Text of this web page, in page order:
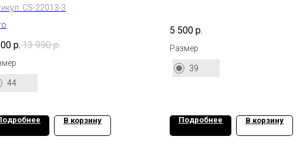
CS-22013-3
р. 13 990 р.
44
В корзину
5 500 р.
Размер
39
Подробнее В корзину